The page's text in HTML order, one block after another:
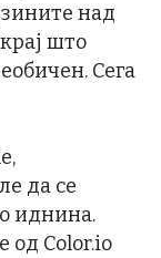
над
што
Сега
да се
иднина.
од Color.io